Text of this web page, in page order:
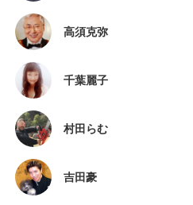
高須克弥
千葉麗子
村田らむ
吉田豪